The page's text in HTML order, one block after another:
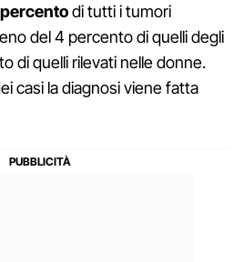
di tutti i tumori
del 4 percento di quelli degli
di quelli rilevati nelle donne.
casi la diagnosi viene fatta